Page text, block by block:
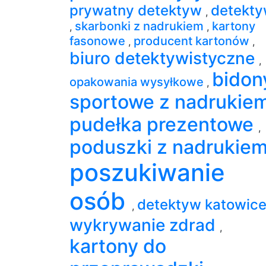
prywatny detektyw ,
, skarbonki z nadrukiem , kartony
fasonowe , producent kartonów ,
biuro detektywistyczne ,
opakowania wysyłkowe ,
sportowe z
pudełka prezentowe ,
poduszki z nadrukiem
poszukiwanie
osób
, detektyw katowice
wykrywanie zdrad ,
kartony do